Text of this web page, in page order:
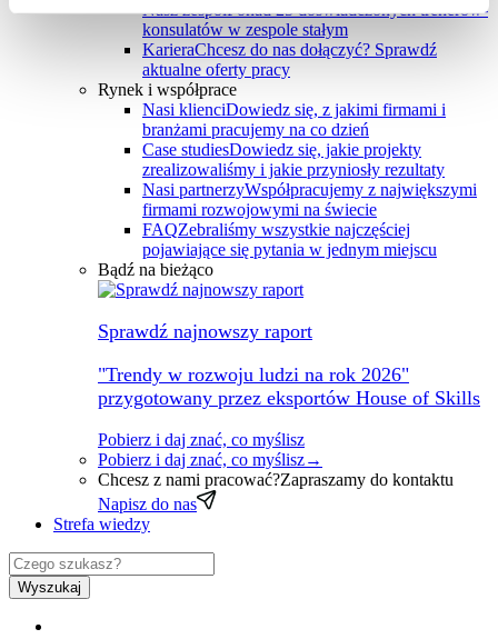
Nasz zespółPonad 25 doświadczonych trenerów-
konsulatów w zespole stałym
KarieraChcesz do nas dołączyć? Sprawdź
aktualne oferty pracy
Rynek i współprace
Nasi klienciDowiedz się, z jakimi firmami i
branżami pracujemy na co dzień
Case studiesDowiedz się, jakie projekty
zrealizowaliśmy i jakie przyniosły rezultaty
Nasi partnerzyWspółpracujemy z największymi
firmami rozwojowymi na świecie
FAQZebraliśmy wszystkie najczęściej
pojawiające się pytania w jednym miejscu
Bądź na bieżąco
Sprawdź najnowszy raport
"Trendy w rozwoju ludzi na rok 2026"
przygotowany przez eksportów House of Skills
Pobierz i daj znać, co myślisz
Pobierz i daj znać, co myślisz→
Chcesz z nami pracować?Zapraszamy do kontaktu
Napisz do nas
Strefa wiedzy
Wyszukaj